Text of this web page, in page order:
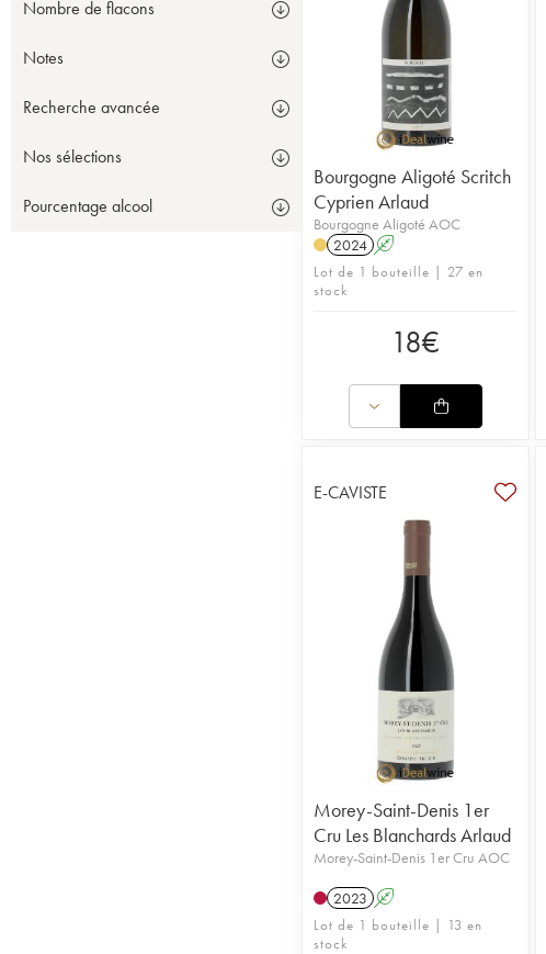
Nombre de flacons
Notes
Recherche avancée
Nos sélections
Pourcentage alcool
Bourgogne Aligoté Scritch
Cyprien Arlaud
Bourgogne Aligoté AOC
2024 A
Lot de 1 bouteille | 27 en
stock
18€
E-CAVISTE
Morey-Saint-Denis 1er
Cru Les Blanchards Arlaud
Morey-Saint-Denis 1er Cru AOC
2023 A
Lot de 1 bouteille | 13 en
stock